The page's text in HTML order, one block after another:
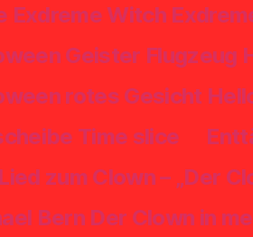
Exdreme Witch
Geister Flugzeug
rotes Gesicht
Time slice
zum Clown – „Der
Bern Der Clown in